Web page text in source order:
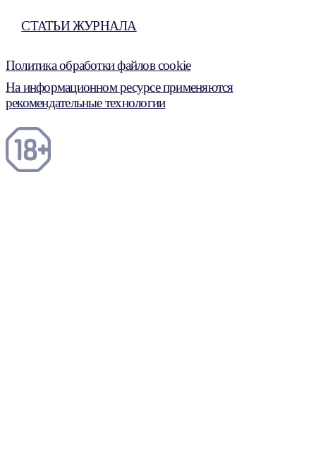
СТАТЬИ ЖУРНАЛА
Политика обработки файлов cookie
На информационном ресурсе применяются
рекомендательные технологии